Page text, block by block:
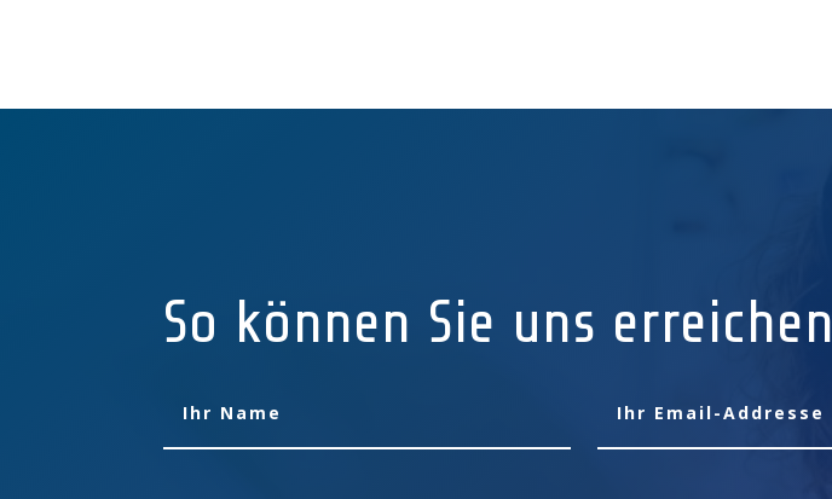
So können Sie uns erreichen